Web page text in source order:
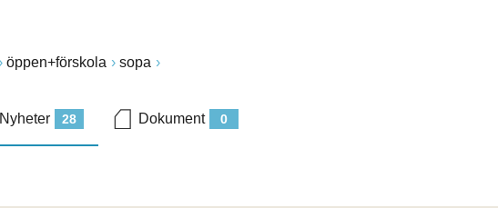
öppen+förskola sopa
28
Nyheter 0
Dokument